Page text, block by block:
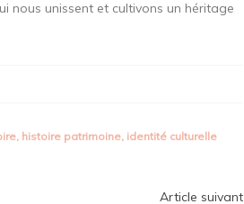
nous unissent et cultivons un héritage
, histoire patrimoine, identité culturelle
Article suivant